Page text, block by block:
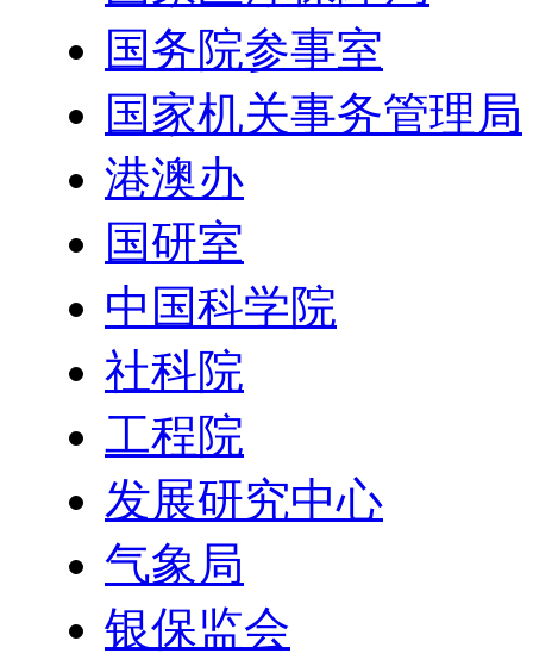
国务院参事室
国家机关事务管理局
港澳办
国研室
中国科学院
社科院
工程院
发展研究中心
气象局
银保监会